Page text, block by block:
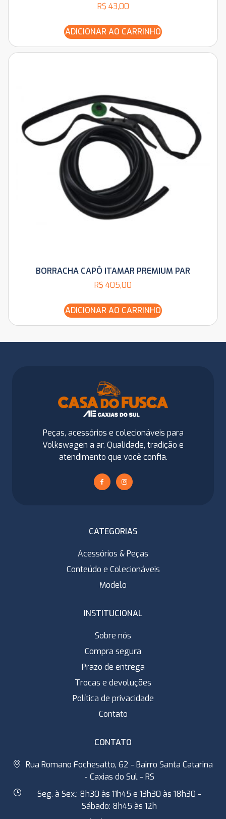
R$ 43,00
ADICIONAR AO CARRINHO
BORRACHA CAPÔ ITAMAR PREMIUM PAR
R$ 405,00
ADICIONAR AO CARRINHO
Peças, acessórios e colecionáveis para
Volkswagen a ar. Qualidade, tradição e
atendimento que você confia.
CATEGORIAS
Acessórios & Peças
Conteúdo e Colecionáveis
Modelo
INSTITUCIONAL
Sobre nós
Compra segura
Prazo de entrega
Trocas e devoluções
Política de privacidade
Contato
CONTATO
Rua Romano Fochesatto, 62 - Bairro Santa Catarina
- Caxias do Sul - RS
Seg. à Sex.: 8h30 às 11h45 e 13h30 às 18h30 -
Sábado: 8h45 às 12h